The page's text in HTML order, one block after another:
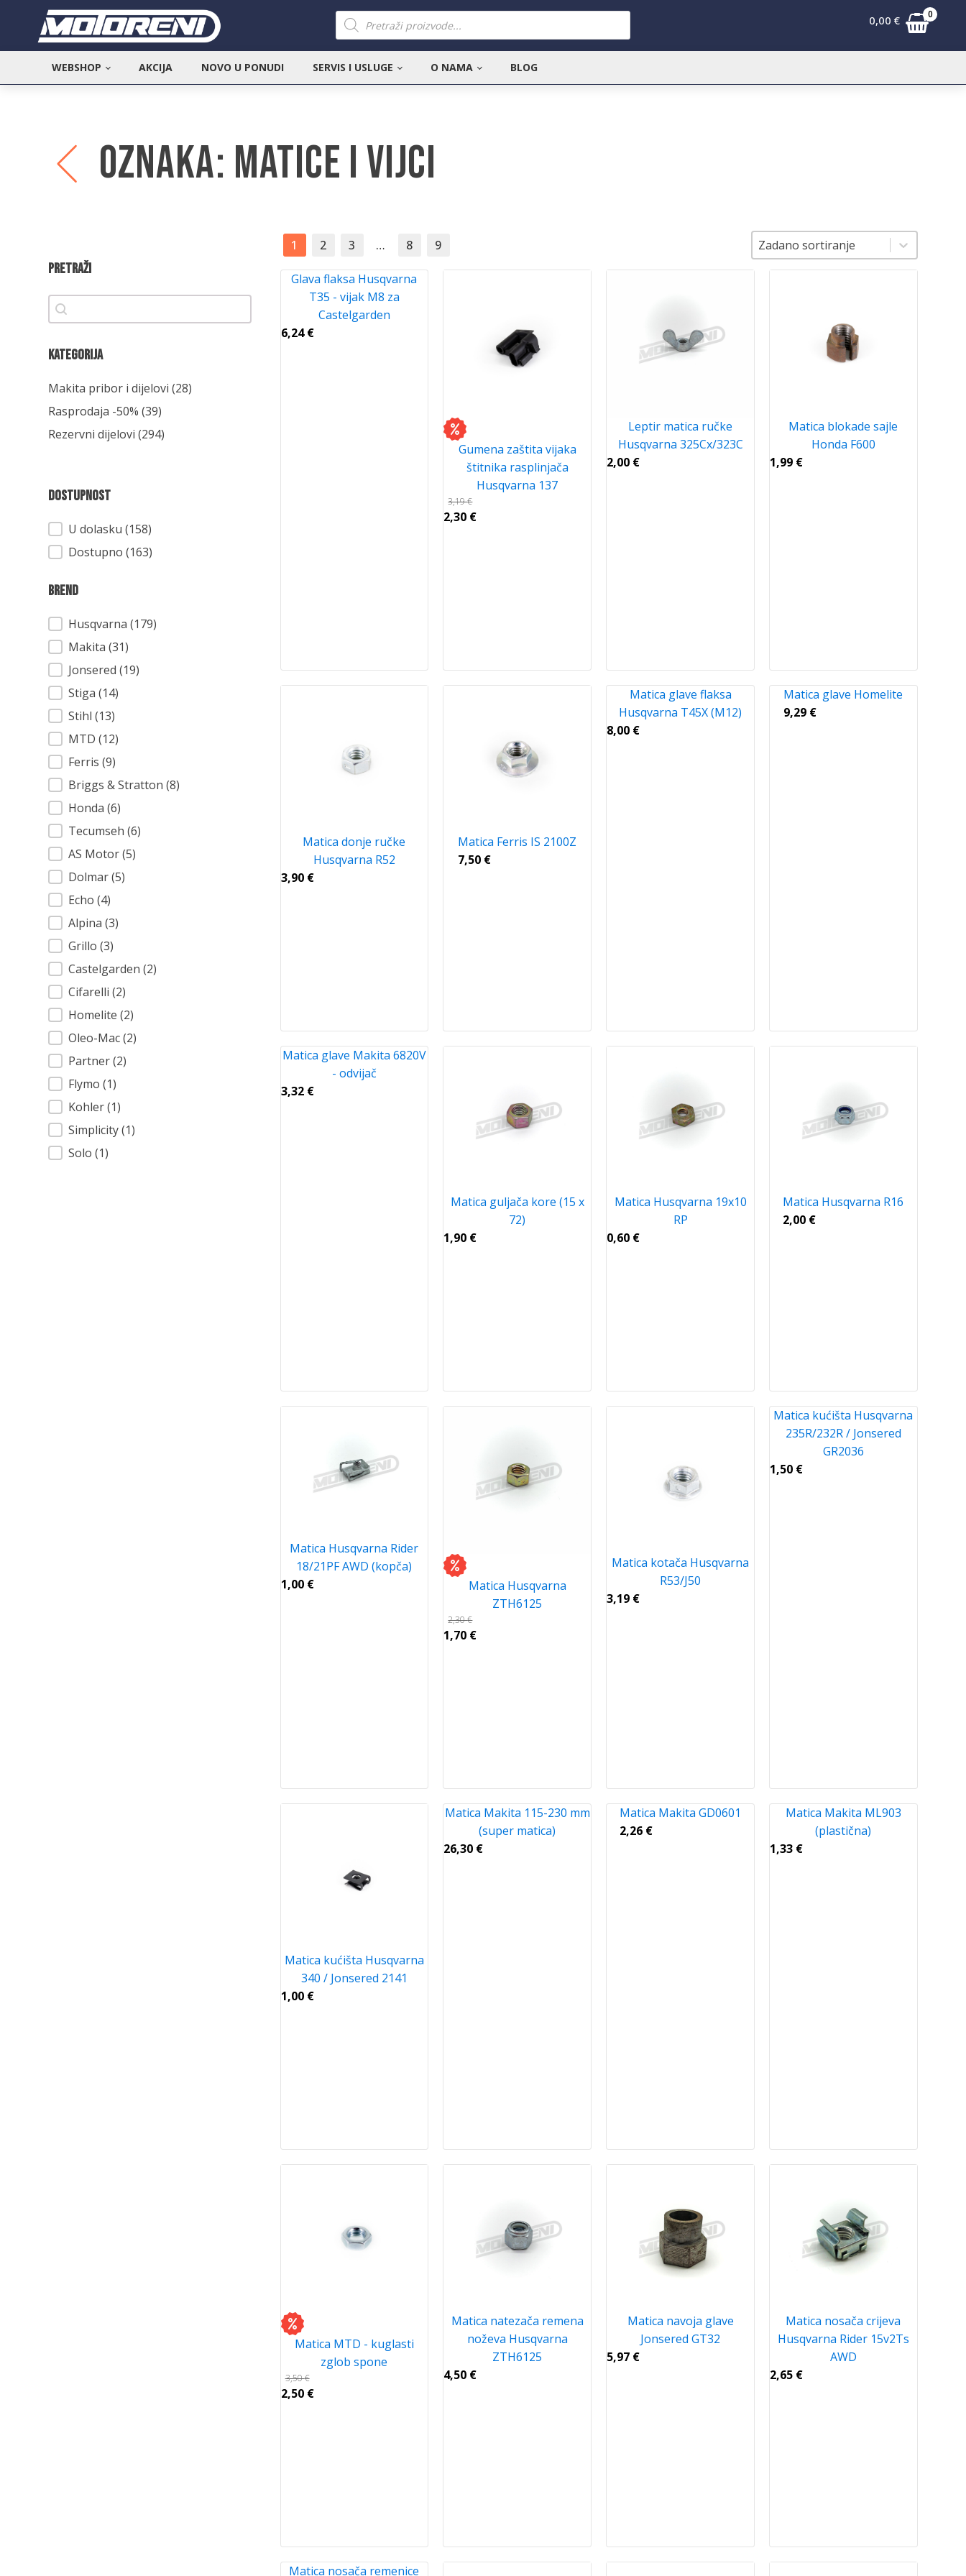
Products
search
0,00 € 0
WEBSHOP AKCIJA NOVO U PONUDI SERVIS I USLUGE O NAMA BLOG
Oznaka: Matice i vijci
Pretraži
Pretraži
Pretraži
Kategorija
Kategorija
Makita pribor i dijelovi(28)
Rasprodaja -50%(39)
Rezervni dijelovi(294)
Dostupnost
Dostupnost
U dolasku (158)
Dostupno (163)
Brend
BrendHusqvarna(179)
Makita(31)
Jonsered(19)
Stiga(14)
Stihl(13)
MTD(12)
Ferris(9)
Briggs & Stratton(8)
Honda(6)
Tecumseh(6)
AS Motor(5)
Dolmar(5)
Echo(4)
Alpina(3)
Grillo(3)
Castelgarden(2)
Cifarelli(2)
Homelite(2)
Oleo-Mac(2)
Partner(2)
Flymo(1)
Kohler(1)
Simplicity(1)
Solo(1)
1 2 3 … 8 9 Sortiranje
Zadano sortiranje
Sortiranje
Glava flaksa Husqvarna
T35 - vijak M8 za
Castelgarden
6,24€
Gumena zaštita vijaka
štitnika rasplinjača
Husqvarna 137
3,19€
2,30 €
Leptir matica ručke
Husqvarna 325Cx/323C
2,00 €
Matica blokade sajle
Honda F600
1,99 €
Matica donje ručke
Husqvarna R52
3,90 €
Matica Ferris IS 2100Z
7,50 €
Matica glave flaksa
Husqvarna T45X (M12)
8,00 €
Matica glave Homelite
9,29 €
Matica glave Makita 6820V
- odvijač
3,32 €
Matica guljača kore (15 x
72)
1,90 €
Matica Husqvarna 19x10
RP
0,60 €
Matica Husqvarna R16
2,00 €
Matica Husqvarna Rider
18/21PF AWD (kopča)
1,00 €
Matica Husqvarna
ZTH6125
2,30€
1,70 €
Matica kotača Husqvarna
R53/J50
3,19 €
Matica kućišta Husqvarna
235R/232R / Jonsered
GR2036
1,50 €
Matica kućišta Husqvarna
340 / Jonsered 2141
1,00 €
Matica Makita 115-230 mm
(super matica)
26,30 €
Matica Makita GD0601
2,26 €
Matica Makita ML903
(plastična)
1,33 €
Matica MTD - kuglasti
zglob spone
3,50€
2,50 €
Matica natezača remena
noževa Husqvarna
ZTH6125
4,50 €
Matica navoja glave
Jonsered GT32
5,97 €
Matica nosača crijeva
Husqvarna Rider 15v2Ts
AWD
2,65 €
Matica nosača remenice